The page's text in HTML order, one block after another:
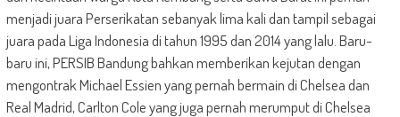
menjadi juara Perserikatan sebanyak lima kali dan tampil sebagai
juara pada Liga Indonesia di tahun 1995 dan 2014 yang lalu. Baru-
baru ini, PERSIB Bandung bahkan memberikan kejutan dengan
mengontrak Michael Essien yang pernah bermain di Chelsea dan
Real Madrid, Carlton Cole yang juga pernah merumput di Chelsea